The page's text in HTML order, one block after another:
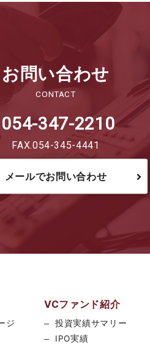
お問い合わせ
CONTACT
054-347-2210
FAX.054-345-4441
メールでお問い合わせ
ジ
VCファンド紹介
投資実績サマリー
IPO実績